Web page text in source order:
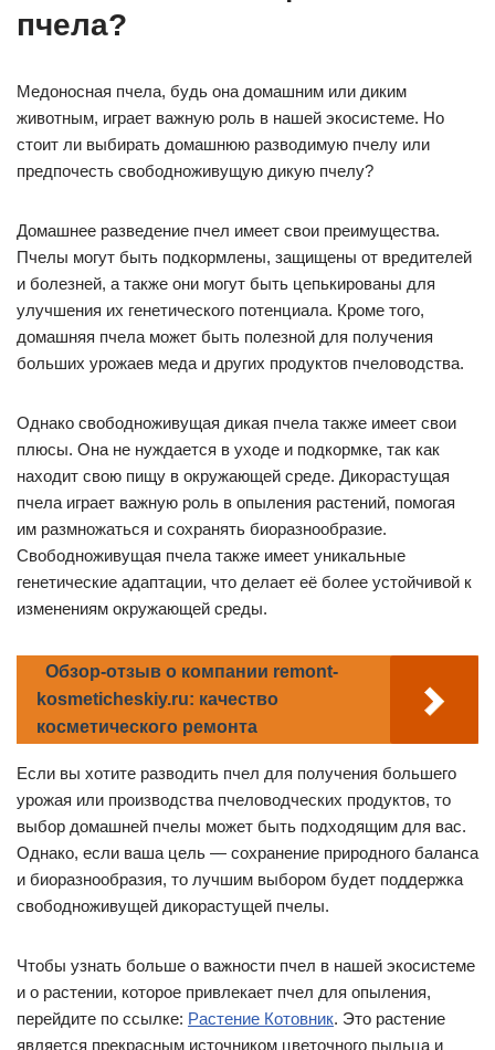
пчела?
Медоносная пчела, будь она домашним или диким
животным, играет важную роль в нашей экосистеме. Но
стоит ли выбирать домашнюю разводимую пчелу или
предпочесть свободноживущую дикую пчелу?
Домашнее разведение пчел имеет свои преимущества.
Пчелы могут быть подкормлены, защищены от вредителей
и болезней, а также они могут быть цепькированы для
улучшения их генетического потенциала. Кроме того,
домашняя пчела может быть полезной для получения
больших урожаев меда и других продуктов пчеловодства.
Однако свободноживущая дикая пчела также имеет свои
плюсы. Она не нуждается в уходе и подкормке, так как
находит свою пищу в окружающей среде. Дикорастущая
пчела играет важную роль в опыления растений, помогая
им размножаться и сохранять биоразнообразие.
Свободноживущая пчела также имеет уникальные
генетические адаптации, что делает её более устойчивой к
изменениям окружающей среды.
Обзор-отзыв о компании remont-
kosmeticheskiy.ru: качество
косметического ремонта
Если вы хотите разводить пчел для получения большего
урожая или производства пчеловодческих продуктов, то
выбор домашней пчелы может быть подходящим для вас.
Однако, если ваша цель — сохранение природного баланса
и биоразнообразия, то лучшим выбором будет поддержка
свободноживущей дикорастущей пчелы.
Чтобы узнать больше о важности пчел в нашей экосистеме
и о растении, которое привлекает пчел для опыления,
перейдите по ссылке: Растение Котовник. Это растение
является прекрасным источником цветочного пыльца и